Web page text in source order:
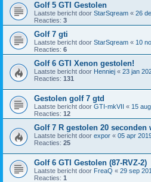
Golf 5 GTI Gestolen
Laatste bericht door StarSqream « 26
Reacties: 3
Golf 7 gti
Laatste bericht door StarSqream « 10
Reacties: 6
Golf 6 GTI Xenon gestolen!
Laatste bericht door Henniej « 23 jan
Reacties: 131
Gestolen golf 7 gtd
Laatste bericht door GTI-mkVII « 15
Reacties: 12
Golf 7 R gestolen 20 seconden
Laatste bericht door expor « 05 apr
Reacties: 25
Golf 6 GTI Gestolen (87-RVZ-2)
Laatste bericht door FreaQ « 29 sep
Reacties: 1